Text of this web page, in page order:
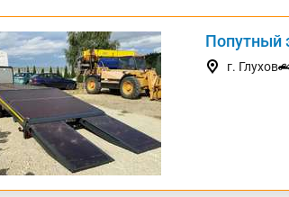
Попутный
г. Глухов